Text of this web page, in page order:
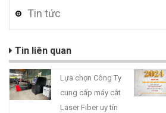
Tin tức
Tin liên quan
Lựa chọn Công Ty
cung cấp máy cắt
Laser Fiber uy tín